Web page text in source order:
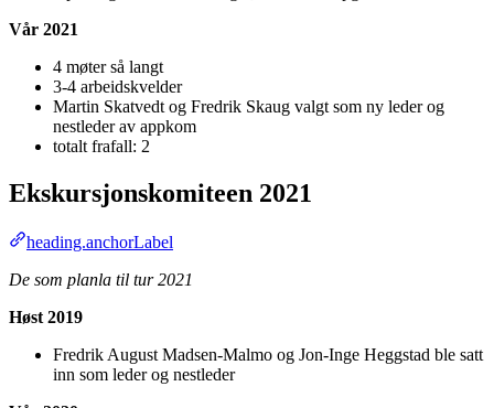
Vår 2021
4 møter så langt
3-4 arbeidskvelder
Martin Skatvedt og Fredrik Skaug valgt som ny leder og
nestleder av appkom
totalt frafall: 2
Ekskursjonskomiteen 2021
heading.anchorLabel
De som planla til tur 2021
Høst 2019
Fredrik August Madsen-Malmo og Jon-Inge Heggstad ble satt
inn som leder og nestleder